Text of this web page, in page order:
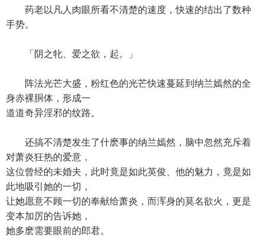
药老以凡人肉眼所看不清楚的速度，快速的结出了数种
手势。
「阴之牝、爱之欲，起。」
阵法光芒大盛，粉红色的光芒快速蔓延到纳兰嫣然的全
身赤裸胴体，形成一
道道奇异淫邪的纹路。
还搞不清楚发生了什麽事的纳兰嫣然，脑中忽然充斥着
对萧炎狂热的爱意，
这位曾经的未婚夫，此时竟是如此英俊、他的魅力，竟是如
此地吸引她的一切，
让她愿意不顾一切的奉献给萧炎，而浑身的莫名欲火，更是
变本加厉的告诉她，
她多麽需要眼前的郎君。